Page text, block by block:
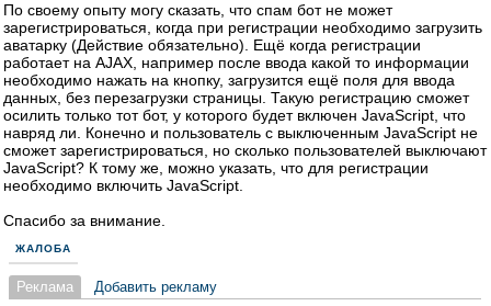
По своему опыту могу сказать, что спам бот не может
зарегистрироваться, когда при регистрации необходимо загрузить
аватарку (Действие обязательно). Ещё когда регистрации
работает на AJAX, например после ввода какой то информации
необходимо нажать на кнопку, загрузится ещё поля для ввода
данных, без перезагрузки страницы. Такую регистрацию сможет
осилить только тот бот, у которого будет включен JavaScript, что
навряд ли. Конечно и пользователь с выключенным JavaScript не
сможет зарегистрироваться, но сколько пользователей выключают
JavaScript? К тому же, можно указать, что для регистрации
необходимо включить JavaScript.
Спасибо за внимание.
ЖАЛОБА
Реклама Добавить рекламу